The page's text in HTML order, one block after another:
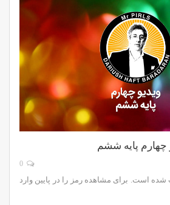
پایه ششم
شده است. برای مشاهده رمز را در پایین وارد